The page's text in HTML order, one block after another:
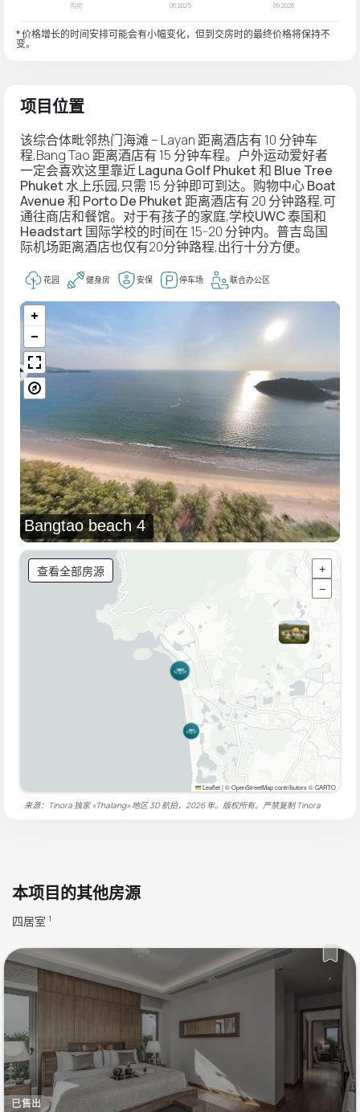
* 价格增长的时间安排可能会有小幅变化，但到交房时的最终价格将保持不
变。
项目位置
该综合体毗邻热门海滩 – Layan 距离酒店有 10 分钟车
程,Bang Tao 距离酒店有 15 分钟车程。户外运动爱好者
一定会喜欢这里靠近Laguna Golf Phuket和 Blue Tree
Phuket水上乐园,只需 15 分钟即可到达。购物中心Boat
Avenue和 Porto De Phuket 距离酒店有 20 分钟路程,可
通往商店和餐馆。对于有孩子的家庭,学校UWC 泰国和
Headstart 国际学校的时间在 15-20 分钟内。普吉岛国
际机场距离酒店也仅有20分钟路程,出行十分方便。
花园 健身房 安保 停车场 联合办公区
Bangtao beach 4
查看全部房源
+
−
Leaflet|© OpenStreetMap contributors © CARTO
来源：Tinora 独家 «Thalang» 地区 3D 航拍，2026 年。版权所有。严禁复制Tinora
本项目的其他房源
四居室 1
已售出